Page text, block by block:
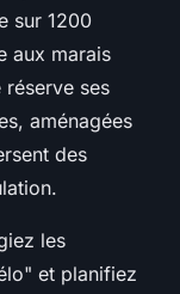
sur 1200
aux marais
réserve ses
aménagées
des
les
et planifiez